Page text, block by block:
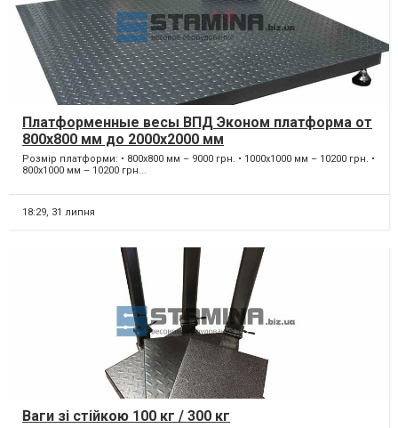
Платформенные весы ВПД Эконом платформа от
800х800 мм до 2000х2000 мм
Розмір платформи: • 800х800 мм – 9000 грн. • 1000х1000 мм – 10200 грн. •
800х1000 мм – 10200 грн...
18:29, 31 липня
Ваги зі стійкою 100 кг / 300 кг